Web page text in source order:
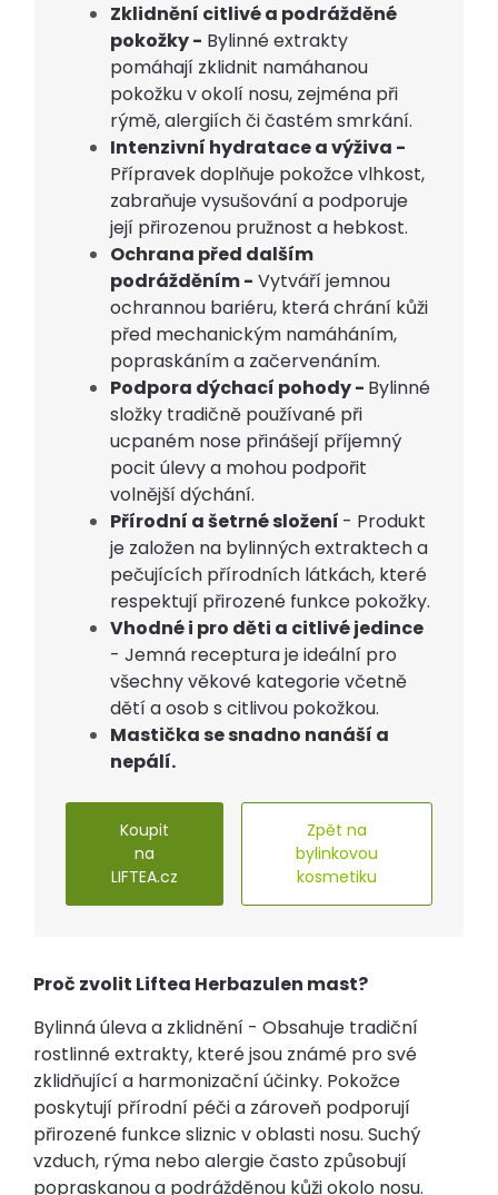
Zklidnění citlivé a podrážděné
pokožky - Bylinné extrakty
pomáhají zklidnit namáhanou
pokožku v okolí nosu, zejména při
rýmě, alergiích či častém smrkání.
Intenzivní hydratace a výživa -
Přípravek doplňuje pokožce vlhkost,
zabraňuje vysušování a podporuje
její přirozenou pružnost a hebkost.
Ochrana před dalším
podrážděním - Vytváří jemnou
ochrannou bariéru, která chrání kůži
před mechanickým namáháním,
popraskáním a začervenáním.
Podpora dýchací pohody - Bylinné
složky tradičně používané při
ucpaném nose přinášejí příjemný
pocit úlevy a mohou podpořit
volnější dýchání.
Přírodní a šetrné složení - Produkt
je založen na bylinných extraktech a
pečujících přírodních látkách, které
respektují přirozené funkce pokožky.
Vhodné i pro děti a citlivé jedince
- Jemná receptura je ideální pro
všechny věkové kategorie včetně
dětí a osob s citlivou pokožkou.
Mastička se snadno nanáší a
nepálí.
Koupit
na
LIFTEA.cz
Zpět na
bylinkovou
kosmetiku
Proč zvolit Liftea Herbazulen mast?
Bylinná úleva a zklidnění - Obsahuje tradiční
rostlinné extrakty, které jsou známé pro své
zklidňující a harmonizační účinky. Pokožce
poskytují přírodní péči a zároveň podporují
přirozené funkce sliznic v oblasti nosu. Suchý
vzduch, rýma nebo alergie často způsobují
popraskanou a podrážděnou kůži okolo nosu.